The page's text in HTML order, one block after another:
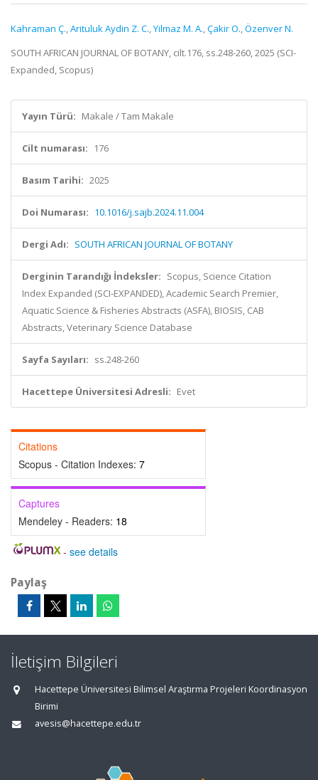
Kahraman Ç.,Arituluk Aydin Z. C.,Yilmaz M. A.,Çakir O.,Özenver N.
SOUTH AFRICAN JOURNAL OF BOTANY, cilt.176, ss.248-260, 2025 (SCI-
Expanded, Scopus)
Yayın Türü: Makale / Tam Makale
Cilt numarası: 176
Basım Tarihi: 2025
Doi Numarası: 10.1016/j.sajb.2024.11.004
Dergi Adı: SOUTH AFRICAN JOURNAL OF BOTANY
Derginin Tarandığı İndeksler: Scopus, Science Citation
Index Expanded (SCI-EXPANDED), Academic Search Premier,
Aquatic Science & Fisheries Abstracts (ASFA), BIOSIS, CAB
Abstracts, Veterinary Science Database
Sayfa Sayıları: ss.248-260
Hacettepe Üniversitesi Adresli: Evet
Citations
Scopus - Citation Indexes: 7
Captures
Mendeley - Readers: 18
- see details
Paylaş
İletişim Bilgileri
Hacettepe Üniversitesi Bilimsel Araştırma Projeleri Koordinasyon
Birimi
avesis@hacettepe.edu.tr